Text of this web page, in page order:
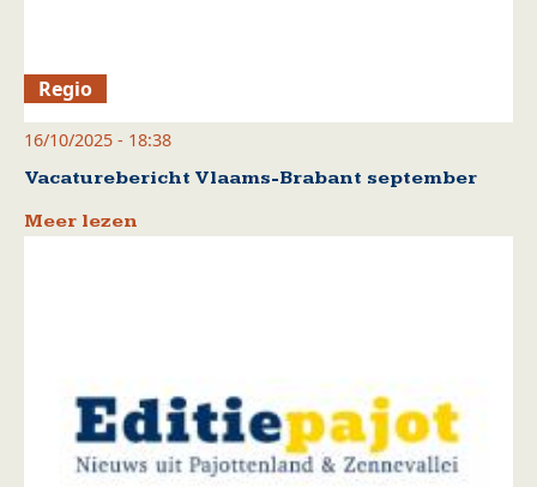
Regio
16/10/2025 - 18:38
Vacaturebericht Vlaams-Brabant september
Meer lezen